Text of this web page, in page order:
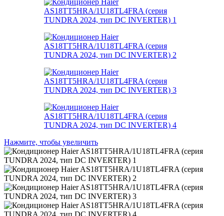
Нажмите, чтобы увеличить